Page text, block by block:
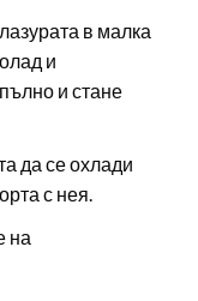
в малка
и
и стане
да се охлади
с нея.
на